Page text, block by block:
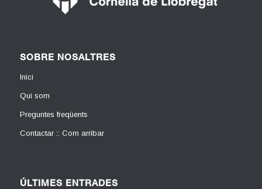
SOBRE NOSALTRES
Inici
Qui som
Preguntes freqüents
Contactar :: Com arribar
ÚLTIMES ENTRADES